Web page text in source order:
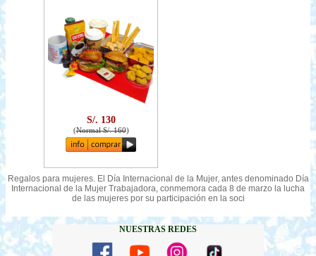
S/. 130
(Normal S/. 160)
Regalos para mujeres. El Día Internacional de la Mujer, antes denominado Día
Internacional de la Mujer Trabajadora, conmemora cada 8 de marzo la lucha
de las mujeres por su participación en la soci
NUESTRAS REDES